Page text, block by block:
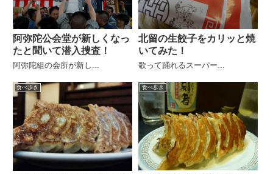
阿弥陀公会堂が新しくなっ
たと聞いて潜入捜査！
阿弥陀組の会所が新し...
北留の生餃子をカリッと焼
いてみた！
歌って踊れるスーパー...
食べ歩き 食べ歩き